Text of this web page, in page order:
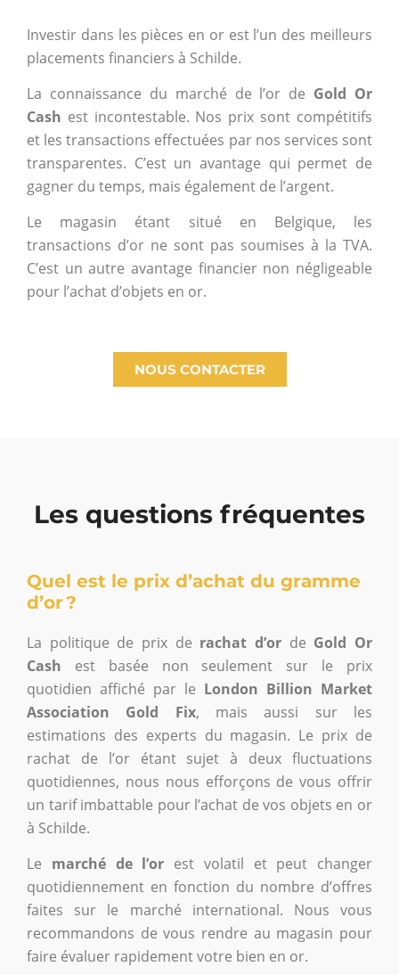
Investir dans les pièces en or est l’un des meilleurs
placements financiers à Schilde.
La connaissance du marché de l’or de Gold Or
Cash est incontestable. Nos prix sont compétitifs
et les transactions effectuées par nos services sont
transparentes. C’est un avantage qui permet de
gagner du temps, mais également de l’argent.
Le magasin étant situé en Belgique, les
transactions d’or ne sont pas soumises à la TVA.
C’est un autre avantage financier non négligeable
pour l’achat d’objets en or.
NOUS CONTACTER
Les questions fréquentes
Quel est le prix d’achat du gramme
d’or ?
La politique de prix de rachat d’or de Gold Or
Cash est basée non seulement sur le prix
quotidien affiché par le London Billion Market
Association Gold Fix, mais aussi sur les
estimations des experts du magasin. Le prix de
rachat de l’or étant sujet à deux fluctuations
quotidiennes, nous nous efforçons de vous offrir
un tarif imbattable pour l’achat de vos objets en or
à Schilde.
Le marché de l’or est volatil et peut changer
quotidiennement en fonction du nombre d’offres
faites sur le marché international. Nous vous
recommandons de vous rendre au magasin pour
faire évaluer rapidement votre bien en or.